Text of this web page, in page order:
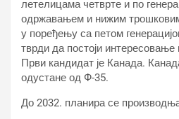
летелицама четврте и по
одржавањем и нижим
у поређењу са петом
тврди да постоји
Први кандидат је Канада.
одустане од Ф-35.
До 2032. планира се